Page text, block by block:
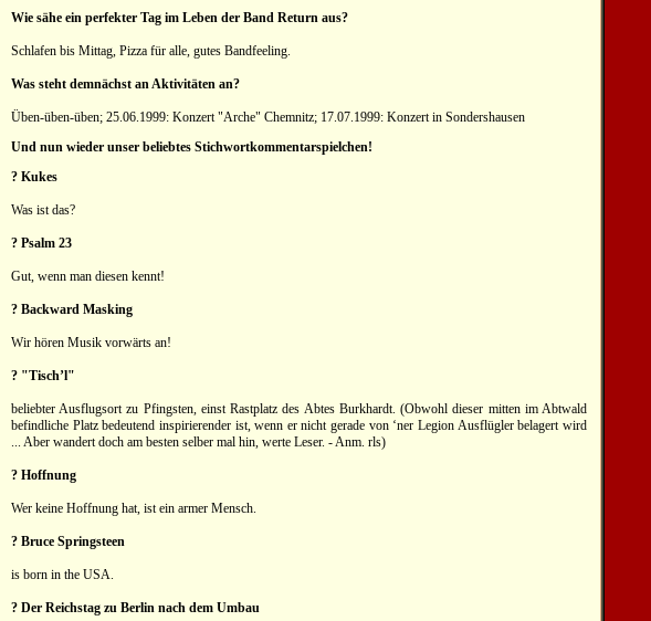
Wie sähe ein perfekter Tag im Leben der Band Return aus?
Schlafen bis Mittag, Pizza für alle, gutes Bandfeeling.
Was steht demnächst an Aktivitäten an?
Üben-üben-üben; 25.06.1999: Konzert "Arche" Chemnitz; 17.07.1999: Konzert in Sondershausen
Und nun wieder unser beliebtes Stichwortkommentarspielchen!
? Kukes
Was ist das?
? Psalm 23
Gut, wenn man diesen kennt!
? Backward Masking
Wir hören Musik vorwärts an!
? "Tisch’l"
beliebter Ausflugsort zu Pfingsten, einst Rastplatz des Abtes Burkhardt. (Obwohl dieser mitten im Abtwald
befindliche Platz bedeutend inspirierender ist, wenn er nicht gerade von ‘ner Legion Ausflügler belagert wird
... Aber wandert doch am besten selber mal hin, werte Leser. - Anm. rls)
? Hoffnung
Wer keine Hoffnung hat, ist ein armer Mensch.
? Bruce Springsteen
is born in the USA.
? Der Reichstag zu Berlin nach dem Umbau